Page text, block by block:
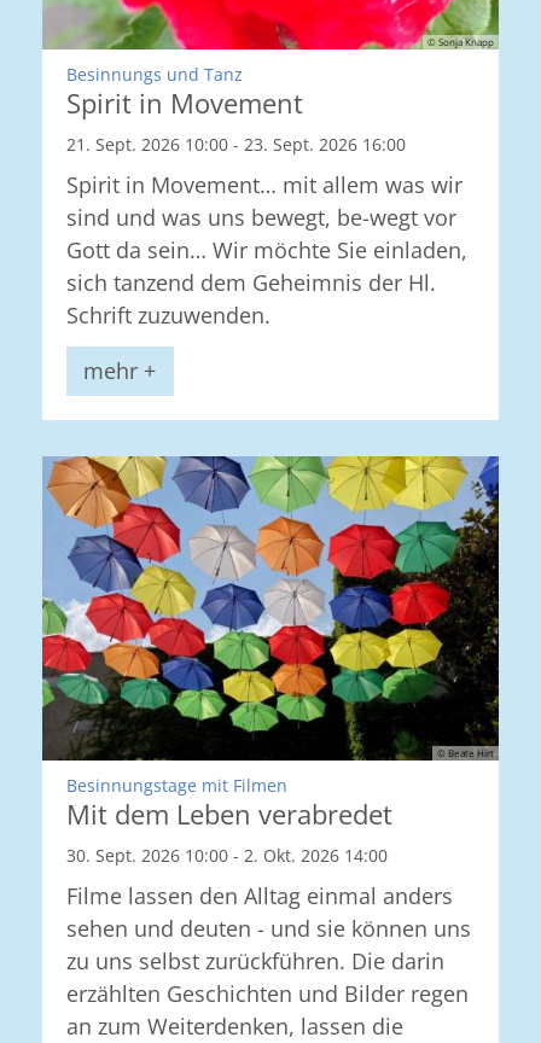
© Sonja Knapp
Besinnungs und Tanz
Spirit in Movement
21. Sept. 2026 10:00 - 23. Sept. 2026 16:00
Spirit in Movement… mit allem was wir
sind und was uns bewegt, be-wegt vor
Gott da sein… Wir möchte Sie einladen,
sich tanzend dem Geheimnis der Hl.
Schrift zuzuwenden.
mehr +
© Beate Hirt
Besinnungstage mit Filmen
Mit dem Leben verabredet
30. Sept. 2026 10:00 - 2. Okt. 2026 14:00
Filme lassen den Alltag einmal anders
sehen und deuten - und sie können uns
zu uns selbst zurückführen. Die darin
erzählten Geschichten und Bilder regen
an zum Weiterdenken, lassen die